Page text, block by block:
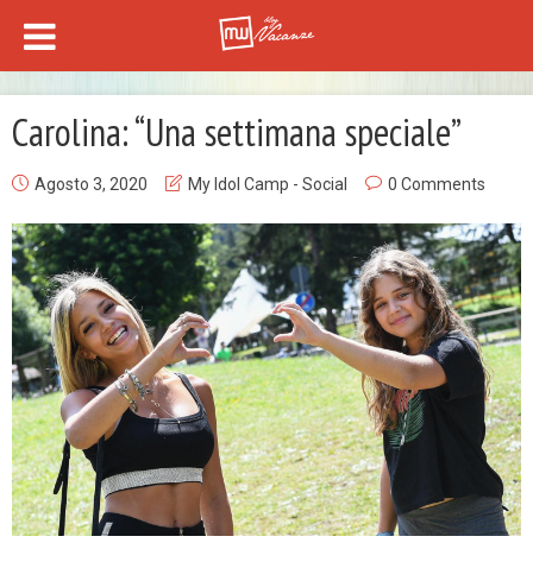
Carolina: “Una settimana speciale”
Agosto 3, 2020 My Idol Camp - Social 0 Comments